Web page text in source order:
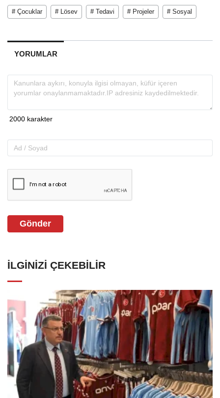
# Çocuklar # Lösev # Tedavi # Projeler # Sosyal
YORUMLAR
Gönder
İLGINIZI ÇEKEBILIR